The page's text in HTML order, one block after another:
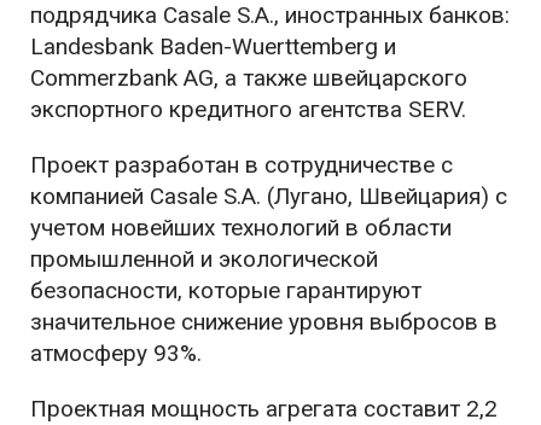
подрядчика Casale S.A., иностранных банков:
Landesbank Baden-Wuerttemberg и
Commerzbank AG, а также швейцарского
экспортного кредитного агентства SERV.
Проект разработан в сотрудничестве с
компанией Casale S.A. (Лугано, Швейцария) с
учетом новейших технологий в области
промышленной и экологической
безопасности, которые гарантируют
значительное снижение уровня выбросов в
атмосферу 93%.
Проектная мощность агрегата составит 2,2